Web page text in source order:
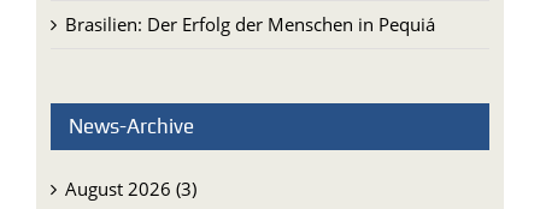
Brasilien: Der Erfolg der Menschen in Pequiá
News-Archive
August 2026 (3)